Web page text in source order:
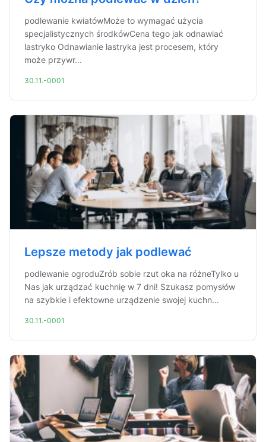
podlewanie kwiatówMoże to wymagać użycia
specjalistycznych środkówCena tego jak odnawiać
lastryko Odnawianie lastryka jest procesem, który
może przywr...
30.11.-0001
Lepsze metody jak podlewać
podlewanie ogroduZrób sobie rzut oka na różneTylko u
Nas jak urządzać kuchnię w 7 dni! Szukasz pomysłów
na szybkie i efektowne urządzenie swojej kuchn...
30.11.-0001